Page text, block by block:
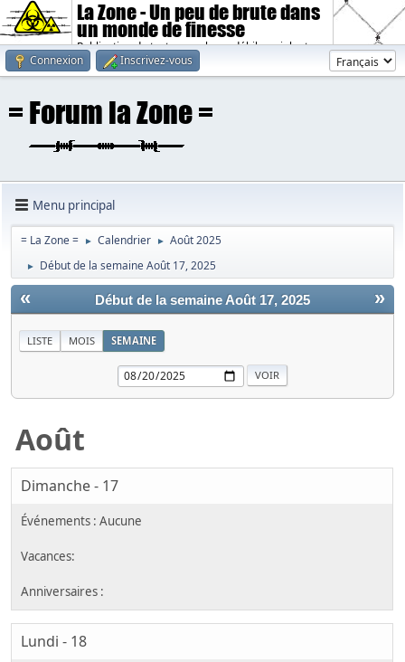
La Zone - Un peu de brute dans
un monde de finesse
Publication de textes sombres, débiles, violents.
Connexion
Inscrivez-vous
Menu principal
= La Zone = ► Calendrier ► Août 2025
► Début de la semaine Août 17, 2025
« »
Début de la semaine Août 17, 2025
LISTE MOIS SEMAINE
Août
Dimanche - 17
Lundi - 18